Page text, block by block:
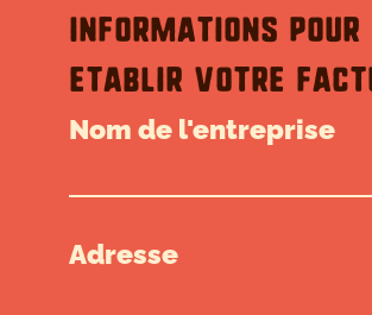
Informations pour
etablir votre
Nom de l'entreprise
Adresse